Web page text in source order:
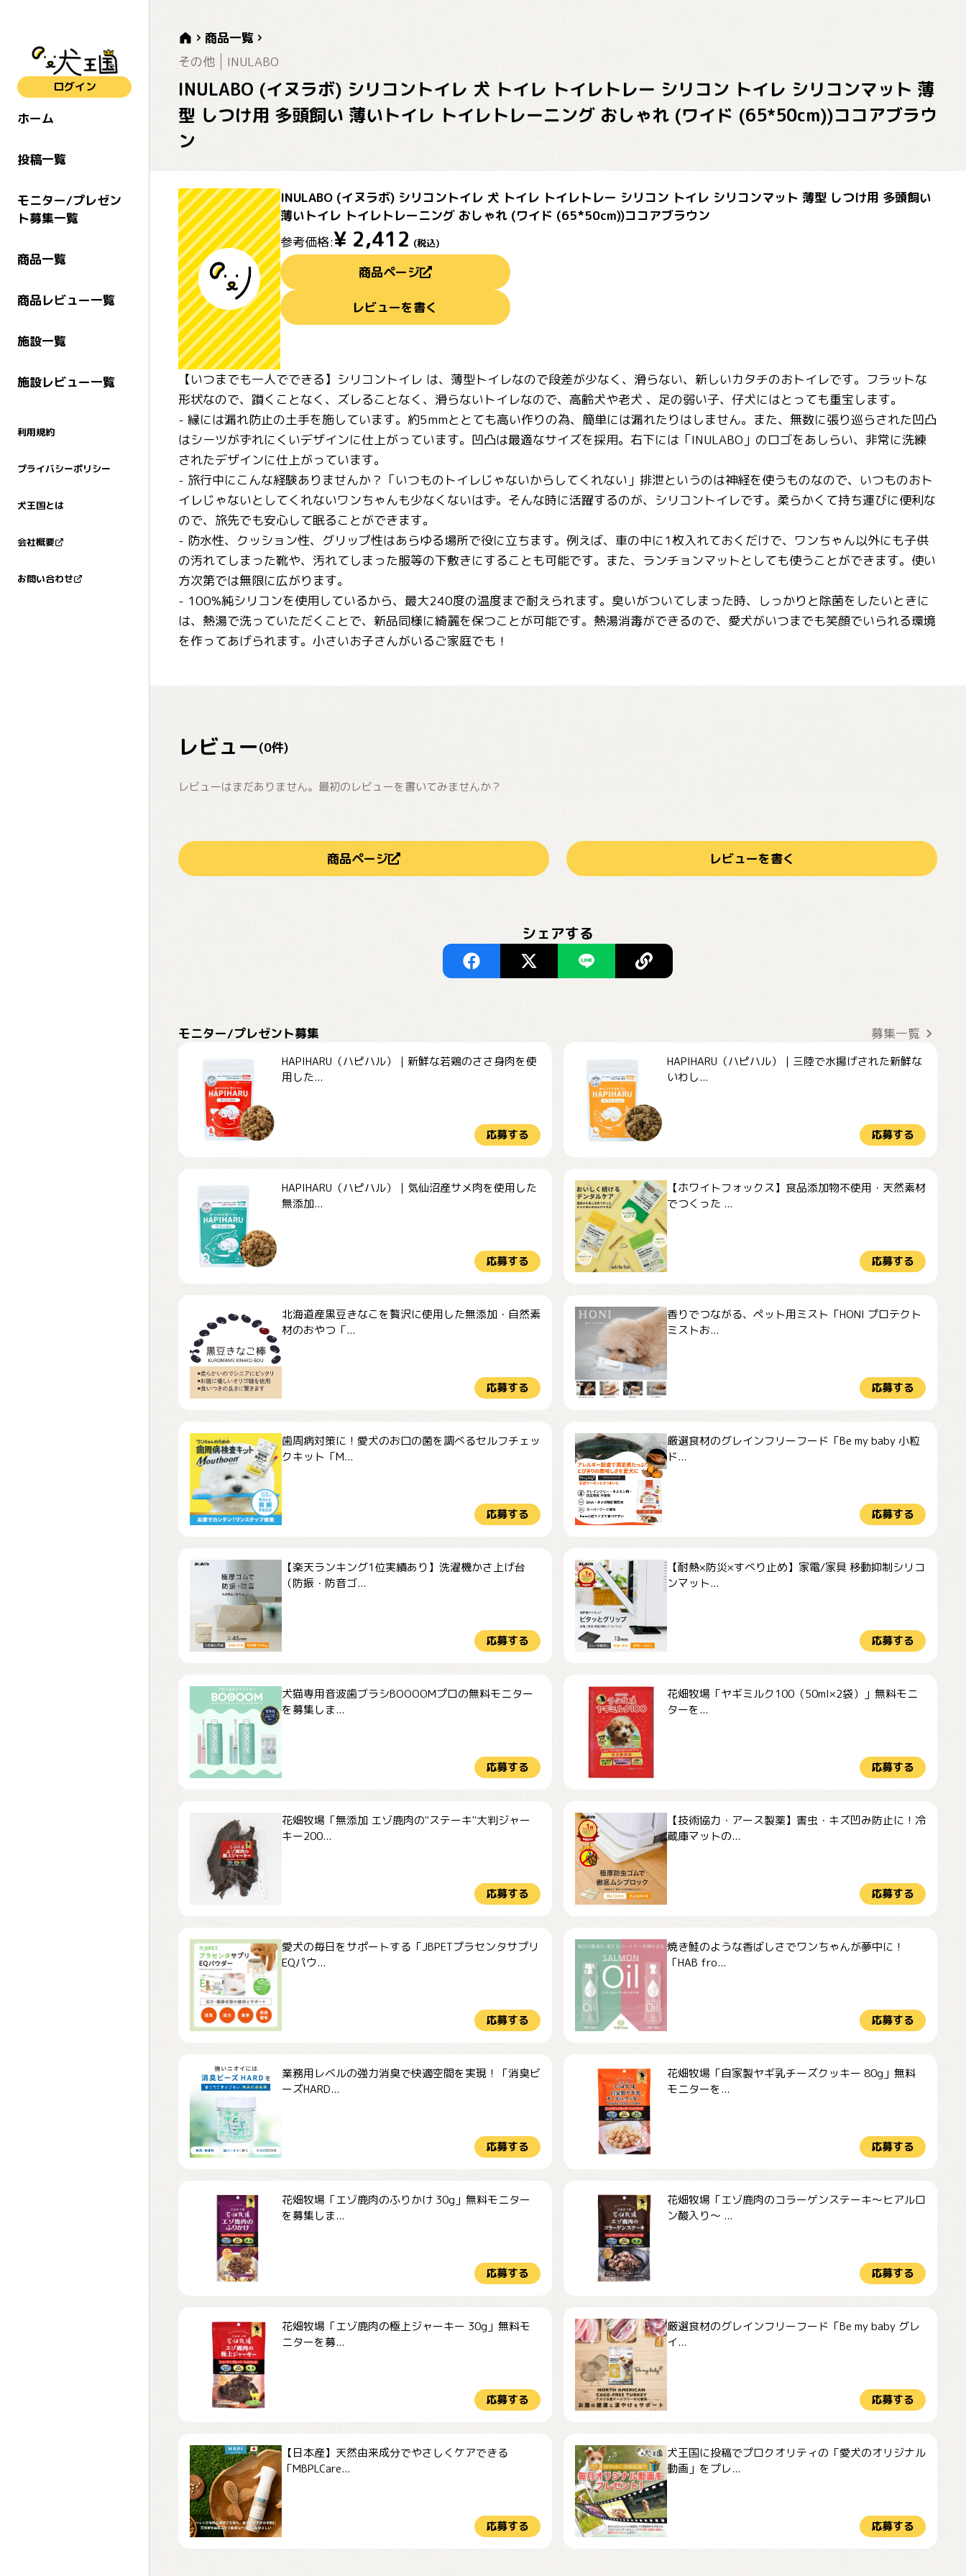
ログイン
ホーム
投稿一覧
モニター/プレゼン
ト募集一覧
商品一覧
商品レビュー一覧
施設一覧
施設レビュー一覧
利用規約
プライバシーポリシー
犬王国とは
会社概要
お問い合わせ
商品一覧
その他
INULABO
INULABO (イヌラボ) シリコントイレ 犬 トイレ トイレトレー シリコン トイレ シリコンマット 薄
型 しつけ用 多頭飼い 薄いトイレ トイレトレーニング おしゃれ (ワイド (65*50cm))ココアブラウ
ン
INULABO (イヌラボ) シリコントイレ 犬 トイレ トイレトレー シリコン トイレ シリコンマット 薄型 しつけ用 多頭飼い
薄いトイレ トイレトレーニング おしゃれ (ワイド (65*50cm))ココアブラウン
参考価格:¥ 2,412 (税込)
商品ページ
レビューを書く
【いつまでも一人でできる】シリコントイレ は、薄型トイレなので段差が少なく、滑らない、新しいカタチのおトイレです。フラットな
形状なので、躓くことなく、ズレることなく、滑らないトイレなので、高齢犬や老犬 、足の弱い子、仔犬にはとっても重宝します。
- 縁には漏れ防止の土手を施しています。約5mmととても高い作りの為、簡単には漏れたりはしません。また、無数に張り巡らされた凹凸
はシーツがずれにくいデザインに仕上がっています。凹凸は最適なサイズを採用。右下には「INULABO」のロゴをあしらい、非常に洗練
されたデザインに仕上がっています。
- 旅行中にこんな経験ありませんか？「いつものトイレじゃないからしてくれない」排泄というのは神経を使うものなので、いつものおト
イレじゃないとしてくれないワンちゃんも少なくないはず。そんな時に活躍するのが、シリコントイレです。柔らかくて持ち運びに便利な
ので、旅先でも安心して眠ることができます。
- 防水性、クッション性、グリップ性はあらゆる場所で役に立ちます。例えば、車の中に1枚入れておくだけで、ワンちゃん以外にも子供
の汚れてしまった靴や、汚れてしまった服等の下敷きにすることも可能です。また、ランチョンマットとしても使うことができます。使い
方次第では無限に広がります。
- 100%純シリコンを使用しているから、最大240度の温度まで耐えられます。臭いがついてしまった時、しっかりと除菌をしたいときに
は、熱湯で洗っていただくことで、新品同様に綺麗を保つことが可能です。熱湯消毒ができるので、愛犬がいつまでも笑顔でいられる環境
を作ってあげられます。小さいお子さんがいるご家庭でも！
レビュー(0件)
レビューはまだありません。最初のレビューを書いてみませんか？
商品ページ レビューを書く
シェアする
モニター/プレゼント募集 募集一覧
HAPIHARU（ハピハル）｜新鮮な若鶏のささ身肉を使
用した...
応募する
HAPIHARU（ハピハル）｜三陸で水揚げされた新鮮な
いわし...
応募する
HAPIHARU（ハピハル）｜気仙沼産サメ肉を使用した
無添加...
応募する
【ホワイトフォックス】食品添加物不使用・天然素材
でつくった ...
応募する
北海道産黒豆きなこを贅沢に使用した無添加・自然素
材のおやつ「...
応募する
香りでつながる、ペット用ミスト「HONI プロテクト
ミストお...
応募する
歯周病対策に！愛犬のお口の菌を調べるセルフチェッ
クキット「M...
応募する
厳選食材のグレインフリーフード「Be my baby 小粒
ド...
応募する
【楽天ランキング1位実績あり】洗濯機かさ上げ台
（防振・防音ゴ...
応募する
【耐熱×防災×すべり止め】家電/家具 移動抑制シリコ
ンマット...
応募する
犬猫専用音波歯ブラシBOOOOMプロの無料モニター
を募集しま...
応募する
花畑牧場「ヤギミルク100（50ml×2袋）」無料モニ
ターを...
応募する
花畑牧場「無添加 エゾ鹿肉の"ステーキ"大判ジャー
キー200...
応募する
【技術協力・アース製薬】害虫・キズ凹み防止に！冷
蔵庫マットの...
応募する
愛犬の毎日をサポートする「JBPETプラセンタサプリ
EQパウ...
応募する
焼き鮭のような香ばしさでワンちゃんが夢中に！
「HAB fro...
応募する
業務用レベルの強力消臭で快適空間を実現！「消臭ビ
ーズHARD...
応募する
花畑牧場「自家製ヤギ乳チーズクッキー 80g」無料
モニターを...
応募する
花畑牧場「エゾ鹿肉のふりかけ 30g」無料モニター
を募集しま...
応募する
花畑牧場「エゾ鹿肉のコラーゲンステーキ～ヒアルロ
ン酸入り～ ...
応募する
花畑牧場「エゾ鹿肉の極上ジャーキー 30g」無料モ
ニターを募...
応募する
厳選食材のグレインフリーフード「Be my baby グレ
イ...
応募する
【日本産】天然由来成分でやさしくケアできる
「MBPLCare...
応募する
犬王国に投稿でプロクオリティの「愛犬のオリジナル
動画」をプレ...
応募する